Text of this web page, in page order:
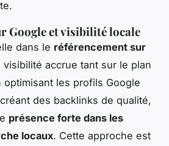
Google et visibilité locale
dans le référencement sur
visibilité accrue tant sur le plan
optimisant les profils Google
des backlinks de qualité,
présence forte dans les
locaux. Cette approche est